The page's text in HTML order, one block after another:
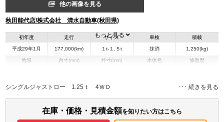
他の画像を見る
秋田能代店/株式会社 清水自動車(秋田県)
初年度
平成29年1月
走行
177,000(km)
サイズ
１t-１.５t
車検
抹消
積載
1,250(kg)
地域 内寸(mm)
H:380
外寸(mm)
H:1,970
本体色 修復歴
もっと見る
シングルジャストロー 1.25ｔ 4ＷＤ
在庫・価格・見積金額を知りたい方はこちら